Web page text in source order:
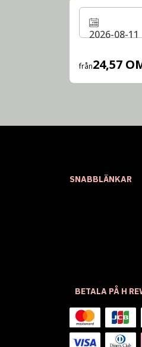
2026-08-11
från24,57
SNABBLÄNKAR
BETALA PÅ H